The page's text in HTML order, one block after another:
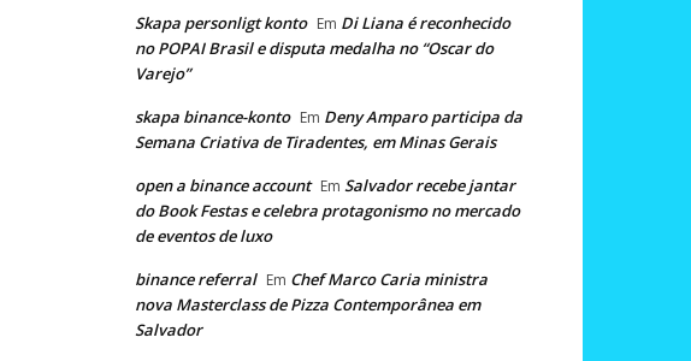
Skapa personligt konto Em Di Liana é reconhecido
no POPAI Brasil e disputa medalha no “Oscar do
Varejo”
skapa binance-konto Em Deny Amparo participa da
Semana Criativa de Tiradentes, em Minas Gerais
open a binance account Em Salvador recebe jantar
do Book Festas e celebra protagonismo no mercado
de eventos de luxo
binance referral Em Chef Marco Caria ministra
nova Masterclass de Pizza Contemporânea em
Salvador